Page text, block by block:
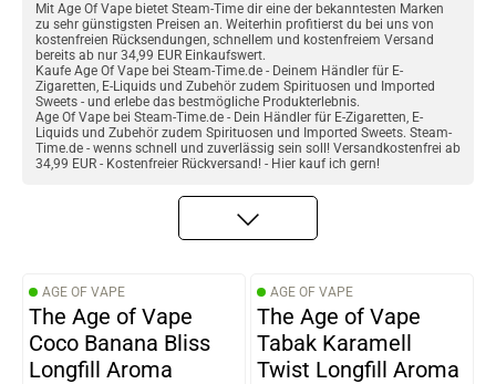
Mit Age Of Vape bietet Steam-Time dir eine der bekanntesten Marken
zu sehr günstigsten Preisen an. Weiterhin profitierst du bei uns von
kostenfreien Rücksendungen, schnellem und kostenfreiem Versand
bereits ab nur 34,99 EUR Einkaufswert.
Kaufe Age Of Vape bei Steam-Time.de - Deinem Händler für E-
Zigaretten, E-Liquids und Zubehör zudem Spirituosen und Imported
Sweets - und erlebe das bestmögliche Produkterlebnis.
Age Of Vape bei Steam-Time.de - Dein Händler für E-Zigaretten, E-
Liquids und Zubehör zudem Spirituosen und Imported Sweets. Steam-
Time.de - wenns schnell und zuverlässig sein soll! Versandkostenfrei ab
34,99 EUR - Kostenfreier Rückversand! - Hier kauf ich gern!
AGE OF VAPE
The Age of Vape
Coco Banana Bliss
Longfill Aroma
AGE OF VAPE
The Age of Vape
Tabak Karamell
Twist Longfill Aroma